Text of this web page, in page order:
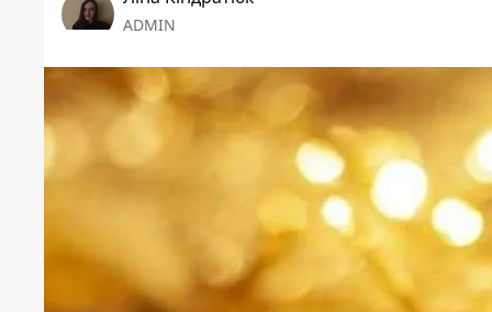
ADMIN